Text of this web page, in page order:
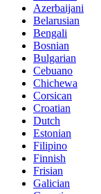
Azerbaijani
Belarusian
Bengali
Bosnian
Bulgarian
Cebuano
Chichewa
Corsican
Croatian
Dutch
Estonian
Filipino
Finnish
Frisian
Galician